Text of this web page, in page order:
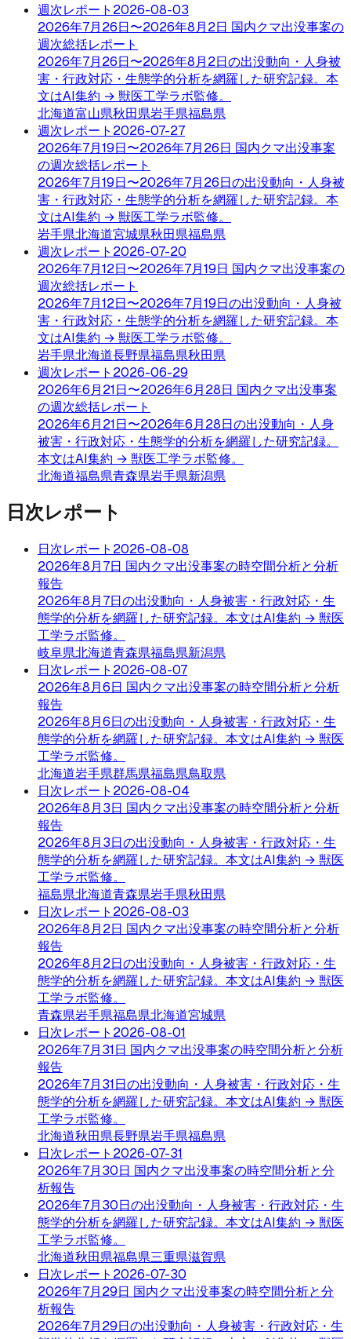
週次レポート 2026-08-03
2026年7月26日〜2026年8月2日 国内クマ出没事案の
週次総括レポート
2026年7月26日〜2026年8月2日の出没動向・人身被
害・行政対応・生態学的分析を網羅した研究記録。本
文はAI集約 → 獣医工学ラボ監修。
北海道富山県秋田県岩手県福島県
週次レポート 2026-07-27
2026年7月19日〜2026年7月26日 国内クマ出没事案
の週次総括レポート
2026年7月19日〜2026年7月26日の出没動向・人身被
害・行政対応・生態学的分析を網羅した研究記録。本
文はAI集約 → 獣医工学ラボ監修。
岩手県北海道宮城県秋田県福島県
週次レポート 2026-07-20
2026年7月12日〜2026年7月19日 国内クマ出没事案の
週次総括レポート
2026年7月12日〜2026年7月19日の出没動向・人身被
害・行政対応・生態学的分析を網羅した研究記録。本
文はAI集約 → 獣医工学ラボ監修。
岩手県北海道長野県福島県秋田県
週次レポート 2026-06-29
2026年6月21日〜2026年6月28日 国内クマ出没事案
の週次総括レポート
2026年6月21日〜2026年6月28日の出没動向・人身
被害・行政対応・生態学的分析を網羅した研究記録。
本文はAI集約 → 獣医工学ラボ監修。
北海道福島県青森県岩手県新潟県
日次レポート
日次レポート 2026-08-08
2026年8月7日 国内クマ出没事案の時空間分析と分析
報告
2026年8月7日の出没動向・人身被害・行政対応・生
態学的分析を網羅した研究記録。本文はAI集約 → 獣医
工学ラボ監修。
岐阜県北海道青森県福島県新潟県
日次レポート 2026-08-07
2026年8月6日 国内クマ出没事案の時空間分析と分析
報告
2026年8月6日の出没動向・人身被害・行政対応・生
態学的分析を網羅した研究記録。本文はAI集約 → 獣医
工学ラボ監修。
北海道岩手県群馬県福島県鳥取県
日次レポート 2026-08-04
2026年8月3日 国内クマ出没事案の時空間分析と分析
報告
2026年8月3日の出没動向・人身被害・行政対応・生
態学的分析を網羅した研究記録。本文はAI集約 → 獣医
工学ラボ監修。
福島県北海道青森県岩手県秋田県
日次レポート 2026-08-03
2026年8月2日 国内クマ出没事案の時空間分析と分析
報告
2026年8月2日の出没動向・人身被害・行政対応・生
態学的分析を網羅した研究記録。本文はAI集約 → 獣医
工学ラボ監修。
青森県岩手県福島県北海道宮城県
日次レポート 2026-08-01
2026年7月31日 国内クマ出没事案の時空間分析と分析
報告
2026年7月31日の出没動向・人身被害・行政対応・生
態学的分析を網羅した研究記録。本文はAI集約 → 獣医
工学ラボ監修。
北海道秋田県長野県岩手県福島県
日次レポート 2026-07-31
2026年7月30日 国内クマ出没事案の時空間分析と分
析報告
2026年7月30日の出没動向・人身被害・行政対応・生
態学的分析を網羅した研究記録。本文はAI集約 → 獣医
工学ラボ監修。
北海道秋田県福島県三重県滋賀県
日次レポート 2026-07-30
2026年7月29日 国内クマ出没事案の時空間分析と分
析報告
2026年7月29日の出没動向・人身被害・行政対応・生